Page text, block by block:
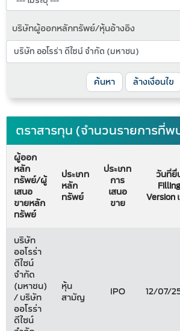
บริษัทผู้ออกหลักทรัพย์/หุ้นอ้างอิง
ค้นหา ล้างเงื่อนไข
ตราสารทุน (จำนวนรายการที่พ
ผู้ออก
หลัก
ทรัพย์/ผู้
เสนอ
ขายหลัก
ทรัพย์
ประเภท
หลัก
ทรัพย์
ประเภท
การ
เสนอ
ขาย
วันที่ยื่
Filling
Version
บริษัท
ออโรร่า
ดีไซน์
จำกัด
(มหาชน)
/ บริษัท
ออโรร่า
ดีไซน์
หุ้น
สามัญ
IPO 12/07/